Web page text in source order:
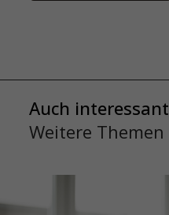
Auch interessant
Weitere Themen